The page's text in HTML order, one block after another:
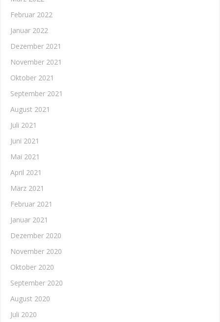
Februar 2022
Januar 2022
Dezember 2021
November 2021
Oktober 2021
September 2021
August 2021
Juli 2021
Juni 2021
Mai 2021
April 2021
März 2021
Februar 2021
Januar 2021
Dezember 2020
November 2020
Oktober 2020
September 2020
August 2020
Juli 2020